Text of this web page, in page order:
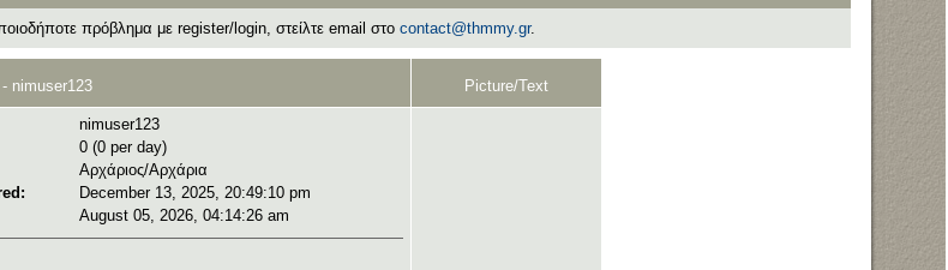
πρόβλημα με register/login, στείλτε email στο contact@thmmy.gr.
nimuser123 Picture/Text
nimuser123
0 (0 per day)
Αρχάριος/Αρχάρια
December 13, 2025, 20:49:10 pm
August 05, 2026, 04:14:26 am